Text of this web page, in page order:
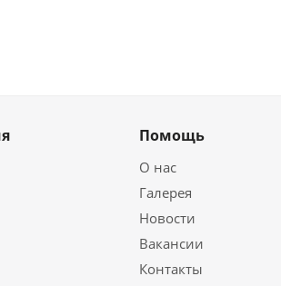
Помощь
О нас
Галерея
Новости
Вакансии
Контакты